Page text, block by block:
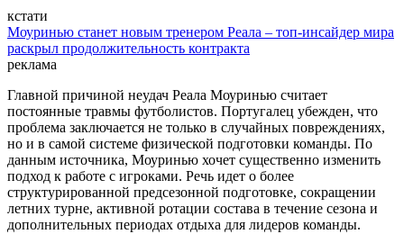
кстати
Моуринью станет новым тренером Реала – топ-инсайдер мира
раскрыл продолжительность контракта
реклама
Главной причиной неудач Реала Моуринью считает
постоянные травмы футболистов. Португалец убежден, что
проблема заключается не только в случайных повреждениях,
но и в самой системе физической подготовки команды. По
данным источника, Моуринью хочет существенно изменить
подход к работе с игроками. Речь идет о более
структурированной предсезонной подготовке, сокращении
летних турне, активной ротации состава в течение сезона и
дополнительных периодах отдыха для лидеров команды.